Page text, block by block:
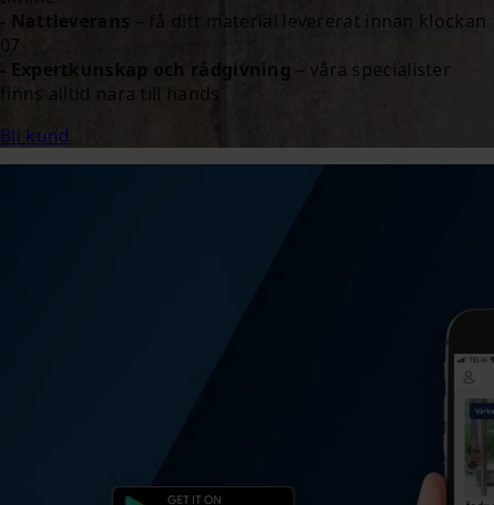
- Nattleverans
– få ditt material levererat innan klockan
07
- Expertkunskap och rådgivning – våra specialister
finns alltid nära till hands
Bli kund